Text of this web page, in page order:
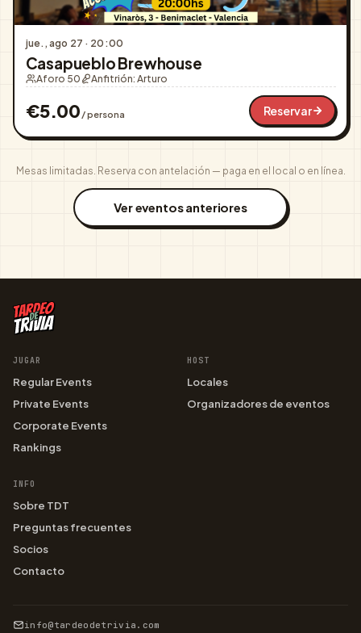
jue., ago 27 · 20:00
Casapueblo Brewhouse
Aforo 50 Anfitrión: Arturo
€5.00 / persona Reservar
Mesas limitadas. Reserva con antelación — paga en el local o en línea.
Ver eventos anteriores
JUGAR
Regular Events
Private Events
Corporate Events
Rankings
HOST
Locales
Organizadores de eventos
INFO
Sobre TDT
Preguntas frecuentes
Socios
Contacto
info@tardeodetrivia.com